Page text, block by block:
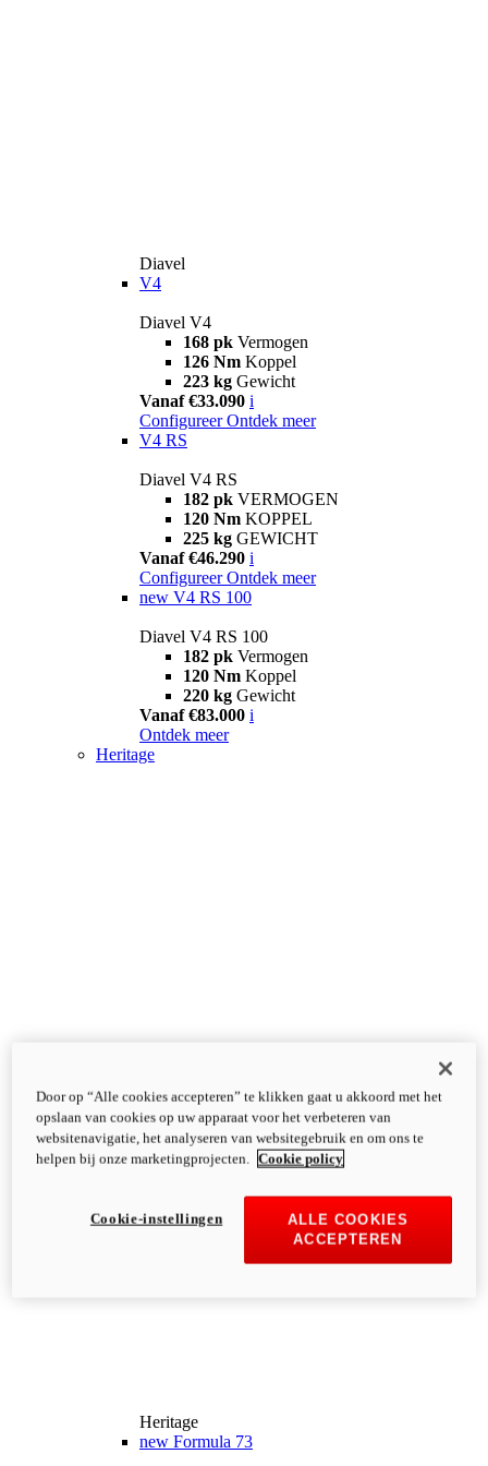
Diavel
V4
Diavel V4
168 pk Vermogen
126 Nm Koppel
223 kg Gewicht
Vanaf €33.090 i
Configureer Ontdek meer
V4 RS
Diavel V4 RS
182 pk VERMOGEN
120 Nm KOPPEL
225 kg GEWICHT
Vanaf €46.290 i
Configureer Ontdek meer
new V4 RS 100
Diavel V4 RS 100
182 pk Vermogen
120 Nm Koppel
220 kg Gewicht
Vanaf €83.000 i
Ontdek meer
Heritage
Heritage
new Formula 73
Door op “Alle cookies accepteren” te klikken gaat u akkoord met het
opslaan van cookies op uw apparaat voor het verbeteren van
websitenavigatie, het analyseren van websitegebruik en om ons te
helpen bij onze marketingprojecten.
Cookie policy
ALLE COOKIES
ACCEPTEREN
Cookie-instellingen